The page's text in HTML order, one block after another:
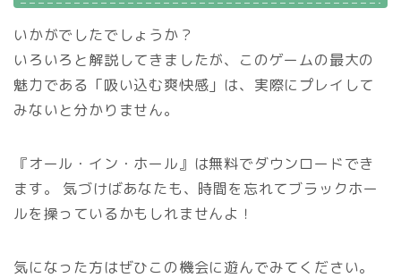
いかがでしたでしょうか？
いろいろと解説してきましたが、このゲームの最大の
魅力である「吸い込む爽快感」は、実際にプレイして
みないと分かりません。
『オール・イン・ホール』は無料でダウンロードでき
ます。 気づけばあなたも、時間を忘れてブラックホー
ルを操っているかもしれませんよ！
気になった方はぜひこの機会に遊んでみてください。